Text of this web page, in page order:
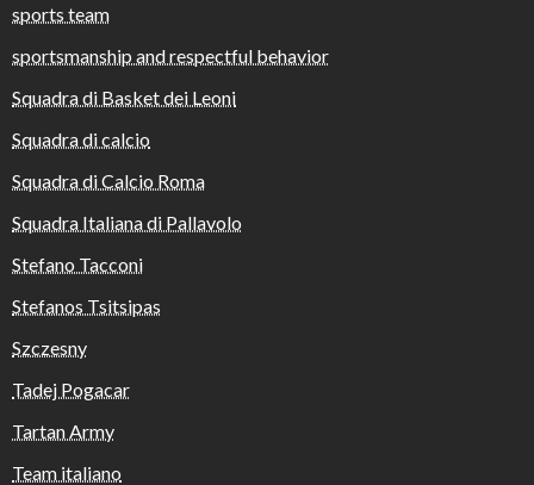
sports team
sportsmanship and respectful behavior
Squadra di Basket dei Leoni
Squadra di calcio
Squadra di Calcio Roma
Squadra Italiana di Pallavolo
Stefano Tacconi
Stefanos Tsitsipas
Szczesny
Tadej Pogacar
Tartan Army
Team italiano